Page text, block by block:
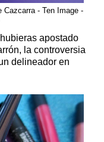
Cazcarra - Ten Image -
apostado
la controversia
delineador en